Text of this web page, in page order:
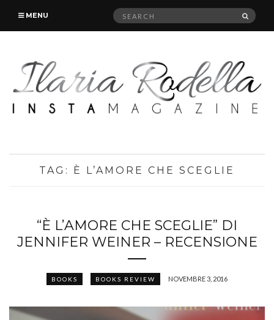
MENU
Search
TAG: È L’AMORE CHE SCEGLIE
“È L’AMORE CHE SCEGLIE” DI
JENNIFER WEINER – RECENSIONE
BOOKS BOOKS REVIEW NOVEMBRE 3, 2016